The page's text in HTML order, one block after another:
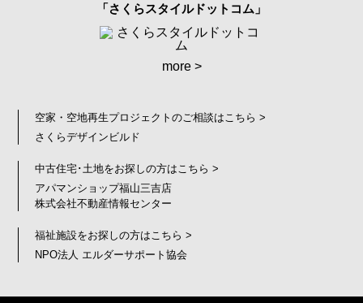
「さくらスタイルドットコム」
more >
空家・空地再生プロジェクトのご相談はこちら >
さくらデザインビルド
中古住宅･土地をお探しの方はこちら >
アパマンショップ福山三吉店
株式会社不動産情報センター
福祉施設をお探しの方はこちら >
NPO法人 エルダーサポート協会